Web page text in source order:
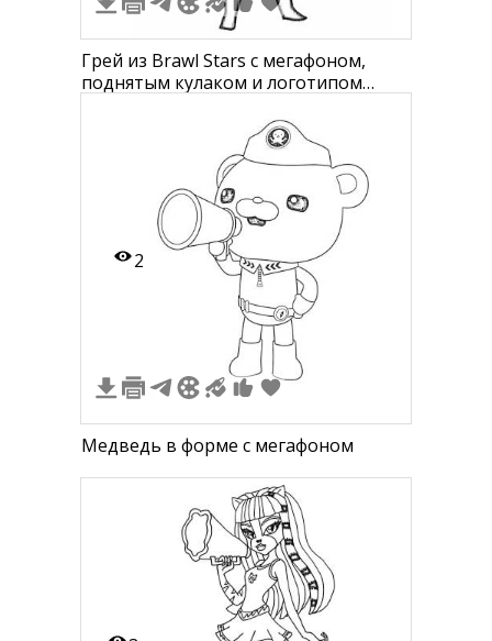
Грей из Brawl Stars с мегафоном,
поднятым кулаком и логотипом
2
Медведь в форме с мегафоном